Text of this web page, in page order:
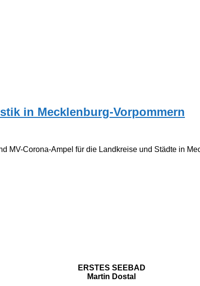
in Mecklenburg-Vorpommern
MV-Corona-Ampel für die Landkreise und Städte in
ERSTES SEEBAD
Martin Dostal